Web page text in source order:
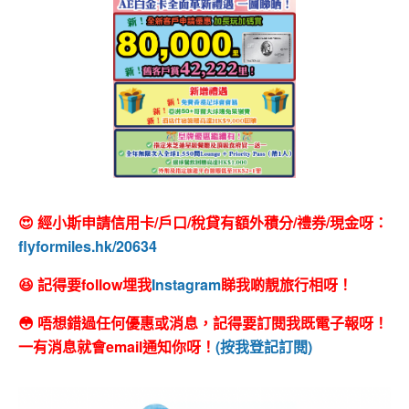
😍 經小斯申請信用卡/戶口/稅貸有額外積分/禮券/現金呀：
flyformiles.hk/20634
😆 記得要follow埋我Instagram睇我啲靚旅行相呀！
😳 唔想錯過任何優惠或消息，記得要訂閱我既電子報呀！
一有消息就會email通知你呀！ (按我登記訂閱)